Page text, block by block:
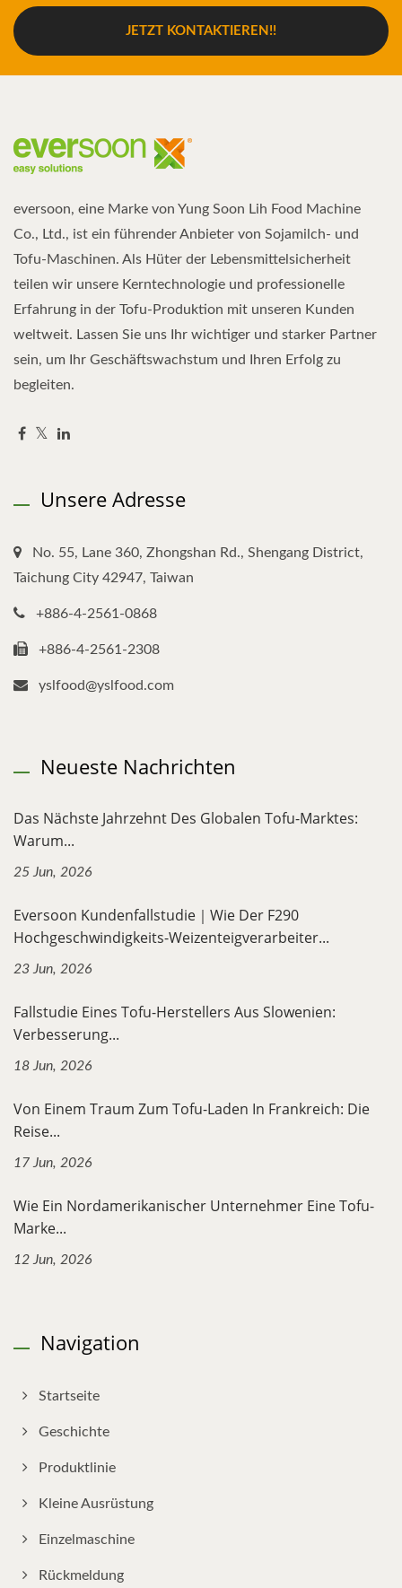
JETZT KONTAKTIEREN!!
eversoon, eine Marke von Yung Soon Lih Food Machine
Co., Ltd., ist ein führender Anbieter von Sojamilch- und
Tofu-Maschinen. Als Hüter der Lebensmittelsicherheit
teilen wir unsere Kerntechnologie und professionelle
Erfahrung in der Tofu-Produktion mit unseren Kunden
weltweit. Lassen Sie uns Ihr wichtiger und starker Partner
sein, um Ihr Geschäftswachstum und Ihren Erfolg zu
begleiten.
Unsere Adresse
No. 55, Lane 360, Zhongshan Rd., Shengang District,
Taichung City 42947, Taiwan
+886-4-2561-0868
+886-4-2561-2308
yslfood@yslfood.com
Neueste Nachrichten
Das Nächste Jahrzehnt Des Globalen Tofu-Marktes:
Warum...
25 Jun, 2026
Eversoon Kundenfallstudie｜Wie Der F290
Hochgeschwindigkeits-Weizenteigverarbeiter...
23 Jun, 2026
Fallstudie Eines Tofu-Herstellers Aus Slowenien:
Verbesserung...
18 Jun, 2026
Von Einem Traum Zum Tofu-Laden In Frankreich: Die
Reise...
17 Jun, 2026
Wie Ein Nordamerikanischer Unternehmer Eine Tofu-
Marke...
12 Jun, 2026
Navigation
Startseite
Geschichte
Produktlinie
Kleine Ausrüstung
Einzelmaschine
Rückmeldung